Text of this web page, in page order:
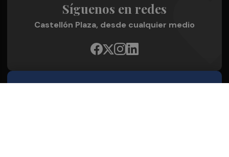
Síguenos en redes
Castellón Plaza, desde cualquier medio